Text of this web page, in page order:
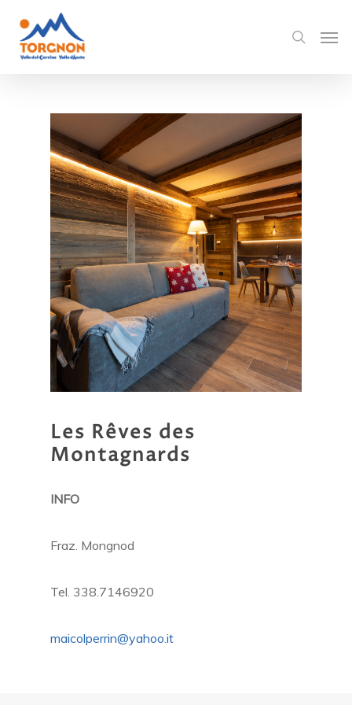
Les Rêves des
Montagnards
INFO
Fraz. Mongnod
Tel. 338.7146920
maicolperrin@yahoo.it